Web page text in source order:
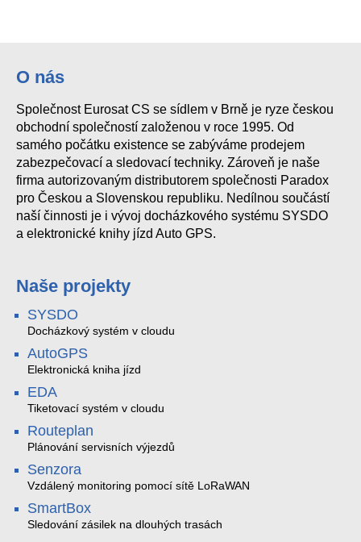
SYSF203TPM SYSDO ASC1204B
O nás
Společnost Eurosat CS se sídlem v Brně je ryze českou
obchodní společností založenou v roce 1995. Od
samého počátku existence se zabýváme prodejem
zabezpečovací a sledovací techniky. Zároveň je naše
firma autorizovaným distributorem společnosti Paradox
pro Českou a Slovenskou republiku. Nedílnou součástí
naší činnosti je i vývoj docházkového systému SYSDO
a elektronické knihy jízd Auto GPS.
Naše projekty
SYSDO
Docházkový systém v cloudu
AutoGPS
Elektronická kniha jízd
EDA
Tiketovací systém v cloudu
Routeplan
Plánování servisních výjezdů
Senzora
Vzdálený monitoring pomocí sítě LoRaWAN
SmartBox
Sledování zásilek na dlouhých trasách